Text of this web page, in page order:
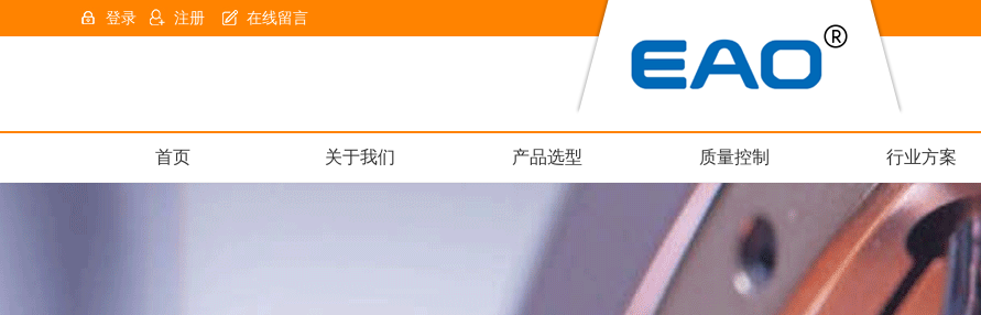
在线留言
登录 注册
首页 关于我们 产品选型 质量控制 行业方案